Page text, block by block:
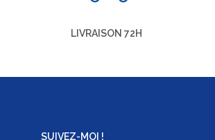
LIVRAISON 72H
SUIVEZ-MOI !